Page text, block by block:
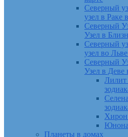
Северный
узел в Раке
Северный
Узел в
Северный
узел во
Северный
Узел в Деве
Лилит
Хирон
Юнона
Планеты в домах